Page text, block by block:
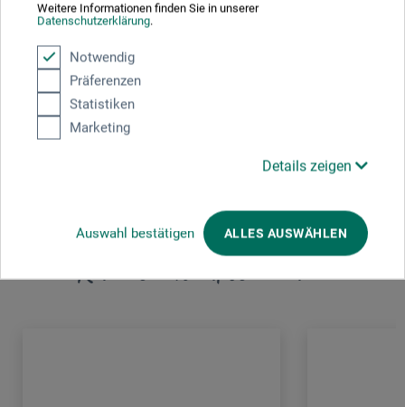
Weitere Informationen finden Sie in unserer
Datenschutzerklärung.
Notwendig
Präferenzen
Statistiken
Marketing
Details zeigen
Auswahl bestätigen ALLES AUSWÄHLEN
frechverlag
Dieselstr. 5
70839 Gerlingen
DEUTSCHLAND
Kunden kauften auch